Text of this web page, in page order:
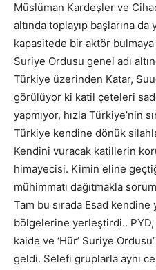
Müslüman Kardeşler ve
altında toplayıp başlarına
kapasitede bir aktör bulmaya
Suriye Ordusu genel adı
Türkiye üzerinden Katar,
görülüyor ki katil çeteleri
yapmıyor, hızla Türkiye’nin
Türkiye kendine dönük
Kendini vuracak katillerin
himayecisi. Kimin eline
mühimmatı dağıtmakla
Tam bu sırada Esad kendine
bölgelerine yerleştirdi.. PYD,
kaide ve ‘Hür’ Suriye
geldi. Selefi gruplarla aynı